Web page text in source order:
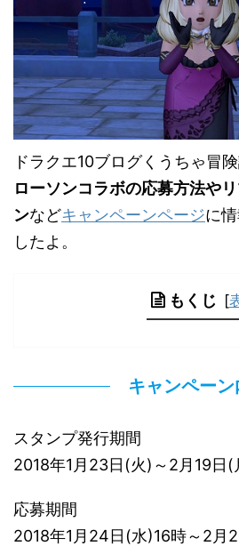
ドラクエ10ブログくうちゃ冒
ローソンコラボの応募方法や
ンなどキャンペーンページに
したよ。
もくじ [
キャンペーン
スタンプ発行期間
2018年1月23日(火)～2月19日(
応募期間
2018年1月24日(水)16時～2月